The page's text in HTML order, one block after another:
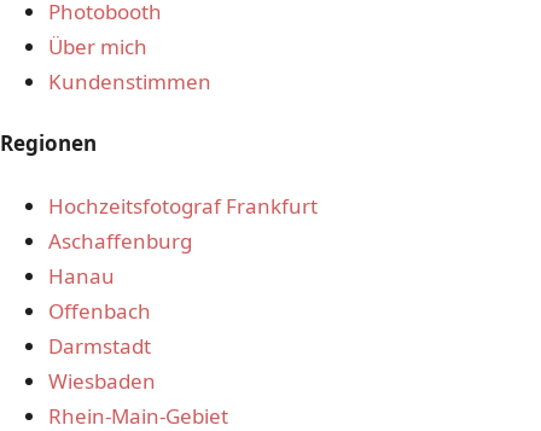
Photobooth
Über mich
Kundenstimmen
Regionen
Hochzeitsfotograf Frankfurt
Aschaffenburg
Hanau
Offenbach
Darmstadt
Wiesbaden
Rhein-Main-Gebiet